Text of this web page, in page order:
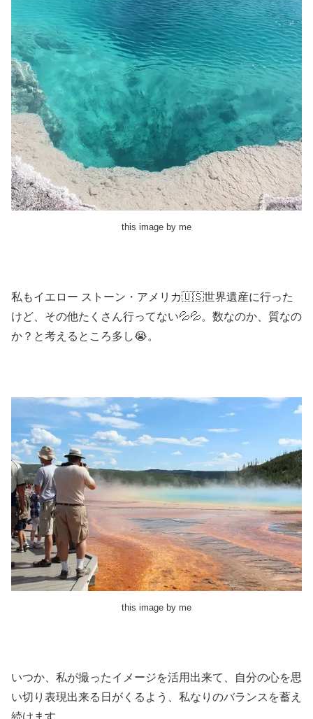
this image by me
私もイエロー ストーン・アメリカ🇺🇸世界遺産に行った
けど、その他たくさん行ってない💦💦。数なのか、質なの
か？と考えるところ多し😭。
this image by me
いつか、私が撮ったイメージを活用出来て、自分の心を思
い切り表現出来る日がくるよう、私なりのバランスを蓄え
続けます。